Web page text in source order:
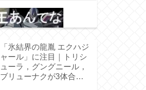
「氷結界の龍胤 エクハジ
ャール」に注目｜トリシ
ューラ，グングニール，
ブリューナクが3体合